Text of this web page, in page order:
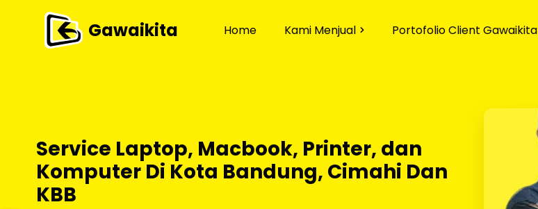
Gawaikita Home Kami Menjual Portofolio Client Gawaikita
Service Laptop, Macbook, Printer, dan
Komputer Di Kota Bandung, Cimahi Dan
KBB